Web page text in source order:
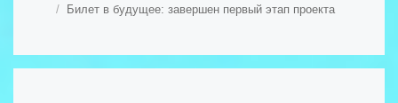
Билет в будущее: завершен первый этап проекта